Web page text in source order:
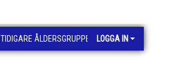
TIDIGARE ÅLDERSGRUPPER LOGGA IN